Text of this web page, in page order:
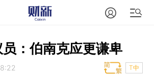
：伯南克应更谦卑
T中